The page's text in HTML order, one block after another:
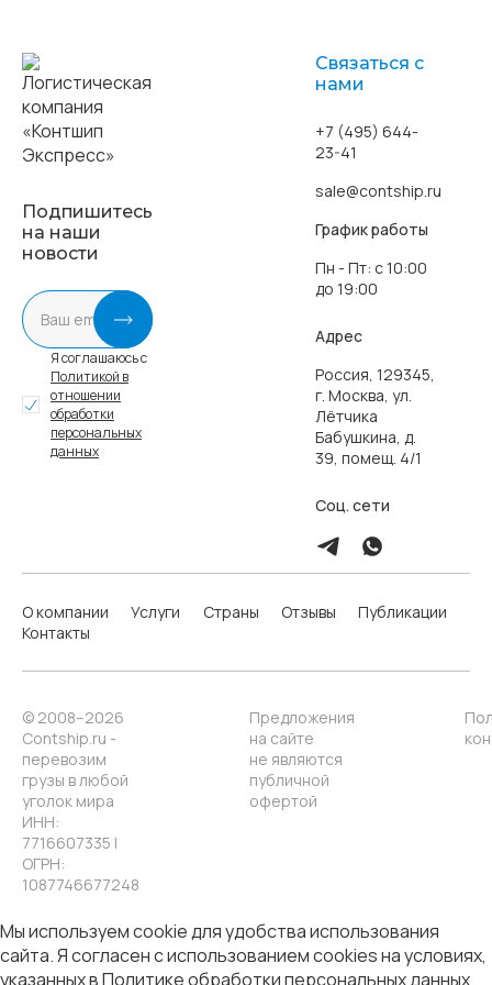
Подпишитесь
на наши
новости
Я соглашаюсь с
Политикой в
отношении
обработки
персональных
данных
Связаться с
нами
+7 (495) 644-
23-41
sale@contship.ru
График работы
Пн - Пт: с 10:00
до 19:00
Адрес
Россия, 129345,
г. Москва, ул.
Лётчика
Бабушкина, д.
39, помещ. 4/1
Соц. сети
О компании Услуги Страны Отзывы
Публикации
Контакты
© 2008–2026
Contship.ru -
перевозим
грузы в любой
уголок мира
ИНН:
7716607335 |
ОГРН:
1087746677248
Предложения
на сайте
не являются
публичной
офертой
Мы используем cookie для удобства использования
сайта. Я согласен с использованием cookies на условиях,
указанных вПолитике обработки персональных данных